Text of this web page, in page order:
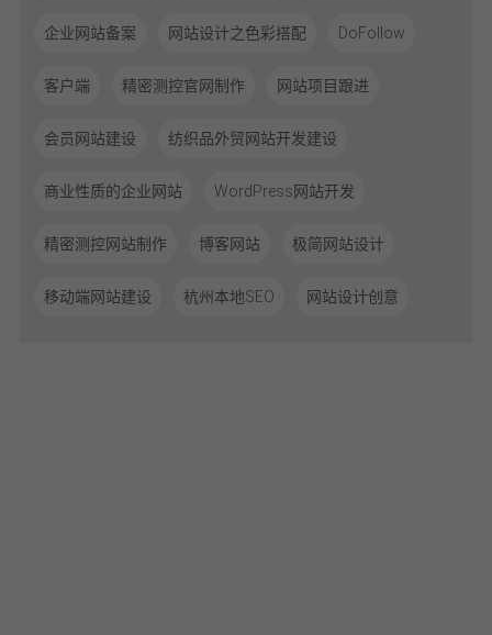
企业网站备案 网站设计之色彩搭配 DoFollow
客户端 精密测控官网制作 网站项目跟进
会员网站建设 纺织品外贸网站开发建设
商业性质的企业网站 WordPress网站开发
精密测控网站制作 博客网站 极简网站设计
移动端网站建设 杭州本地SEO 网站设计创意